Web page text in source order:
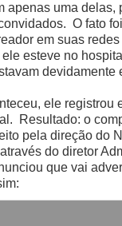
apenas uma delas,
O fato
em suas
esteve no
devidamente
ele registrou
Resultado: o
pela direção do
do diretor
que vai